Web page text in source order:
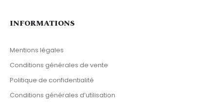
INFORMATIONS
Mentions légales
Conditions générales de vente
Politique de confidentialité
Conditions générales d’utilisation